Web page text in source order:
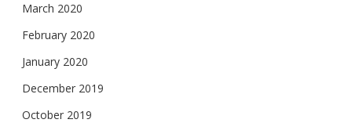
March 2020
February 2020
January 2020
December 2019
October 2019